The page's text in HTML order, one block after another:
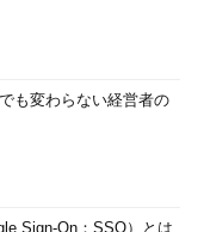
も変わらない経営者の
Sign-On：SSO）とは